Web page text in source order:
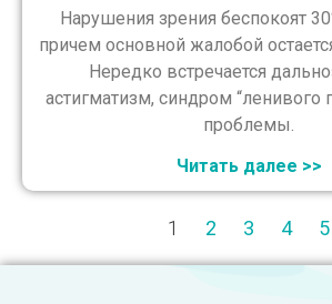
Нарушения зрения беспокоят
причем основной жалобой
Нередко встречается
астигматизм, синдром “ленивого
проблемы.
Читать далее >>
1 2 3 4 5